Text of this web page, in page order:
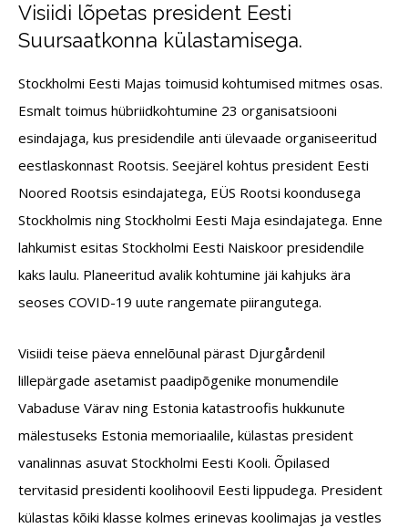
Visiidi lõpetas president Eesti
Suursaatkonna külastamisega.
Stockholmi Eesti Majas toimusid kohtumised mitmes osas.
Esmalt toimus hübriidkohtumine 23 organisatsiooni
esindajaga, kus presidendile anti ülevaade organiseeritud
eestlaskonnast Rootsis. Seejärel kohtus president Eesti
Noored Rootsis esindajatega, EÜS Rootsi koondusega
Stockholmis ning Stockholmi Eesti Maja esindajatega. Enne
lahkumist esitas Stockholmi Eesti Naiskoor presidendile
kaks laulu. Planeeritud avalik kohtumine jäi kahjuks ära
seoses COVID-19 uute rangemate piirangutega.
Visiidi teise päeva ennelõunal pärast Djurgårdenil
lillepärgade asetamist paadipõgenike monumendile
Vabaduse Värav ning Estonia katastroofis hukkunute
mälestuseks Estonia memoriaalile, külastas president
vanalinnas asuvat Stockholmi Eesti Kooli. Õpilased
tervitasid presidenti koolihoovil Eesti lippudega. President
külastas kõiki klasse kolmes erinevas koolimajas ja vestles